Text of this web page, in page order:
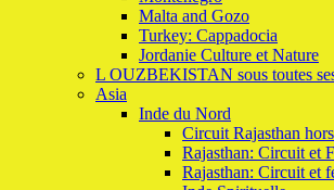
Malta and Gozo
Turkey: Cappadocia
Jordanie Culture et Nature
L OUZBEKISTAN sous toutes
Asia
Inde du Nord
Circuit Rajasthan
Rajasthan: Circuit et
Rajasthan: Circuit et